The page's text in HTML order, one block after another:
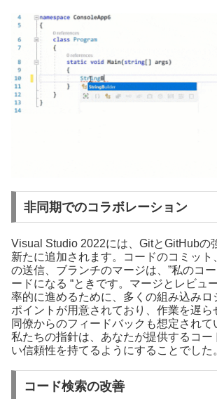
非同期でのコラボレーション
Visual Studio 2022には、GitとGitHubの
新たに追加されます。コードのコミット
の送信、ブランチのマージは、”私のコ
ードになる “ときです。マージとレビュ
率的に進めるために、多くの組み込みロ
ポイントが用意されており、作業を遅ら
同僚からのフィードバックも想定され
私たちの指針は、あなたが提供するコー
い信頼性を持てるようにすることでした
コード検索の改善